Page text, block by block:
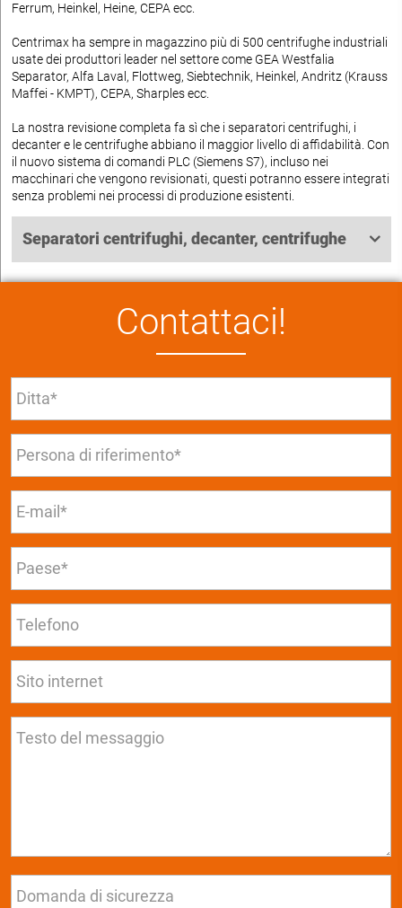
Ferrum, Heinkel, Heine, CEPA ecc.
Centrimax ha sempre in magazzino più di 500 centrifughe industriali
usate dei produttori leader nel settore come GEA Westfalia
Separator, Alfa Laval, Flottweg, Siebtechnik, Heinkel, Andritz (Krauss
Maffei - KMPT), CEPA, Sharples ecc.
La nostra revisione completa fa sì che i separatori centrifughi, i
decanter e le centrifughe abbiano il maggior livello di affidabilità. Con
il nuovo sistema di comandi PLC (Siemens S7), incluso nei
macchinari che vengono revisionati, questi potranno essere integrati
senza problemi nei processi di produzione esistenti.
Separatori centrifughi, decanter, centrifughe
Contattaci!